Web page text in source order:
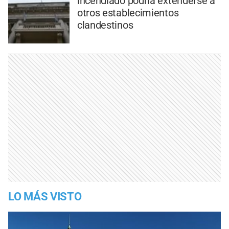
otros establecimientos
clandestinos
LO MÁS VISTO